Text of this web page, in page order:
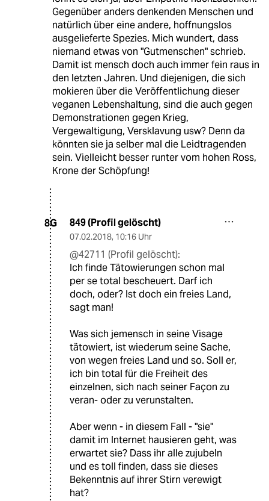
Gegenüber anders denkenden Menschen und
natürlich über eine andere, hoffnungslos
ausgelieferte Spezies. Mich wundert, dass
niemand etwas von "Gutmenschen" schrieb.
Damit ist mensch doch auch immer fein raus in
den letzten Jahren. Und diejenigen, die sich
mokieren über die Veröffentlichung dieser
veganen Lebenshaltung, sind die auch gegen
Demonstrationen gegen Krieg,
Vergewaltigung, Versklavung usw? Denn da
könnten sie ja selber mal die Leidtragenden
sein. Vielleicht besser runter vom hohen Ross,
Krone der Schöpfung!
8G 849 (Profil gelöscht)
07.02.2018, 10:16 Uhr
@42711 (Profil gelöscht):
Ich finde Tätowierungen schon mal
per se total bescheuert. Darf ich
doch, oder? Ist doch ein freies Land,
sagt man!
Was sich jemensch in seine Visage
tätowiert, ist wiederum seine Sache,
von wegen freies Land und so. Soll er,
ich bin total für die Freiheit des
einzelnen, sich nach seiner Façon zu
veran- oder zu verunstalten.
Aber wenn - in diesem Fall - "sie"
damit im Internet hausieren geht, was
erwartet sie? Dass ihr alle zujubeln
und es toll finden, dass sie dieses
Bekenntnis auf ihrer Stirn verewigt
hat?